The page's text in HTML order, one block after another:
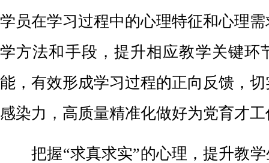
学员在学习过程中的心理特征和心理
学方法和手段，提升相应教学关键环
能，有效形成学习过程的正向反馈，
感染力，高质量精准化做好为党育才
把握“求真求实”的心理，提升教学